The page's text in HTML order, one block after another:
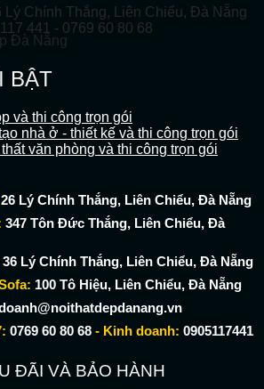
Lý Chính Thắng, Liên Chiểu, Đà Nẵng
441 - 0769 60 80 68
BẬT
và thi công trọn gói
nhà ở - thiết kế và thi công trọn gói
văn phòng và thi công trọn gói
26 Lý Chính Thắng, Liên Chiểu, Đà Nẵng
347 Tôn Đức Thắng, Liên Chiểu, Đà
36 Lý Chính Thắng, Liên Chiểu, Đà Nẵng
100 Tô Hiệu, Liên Chiểu, Đà Nẵng
0769 60 80 68 - Kinh doanh: 0905117441
ĐÃI VÀ BẢO HÀNH